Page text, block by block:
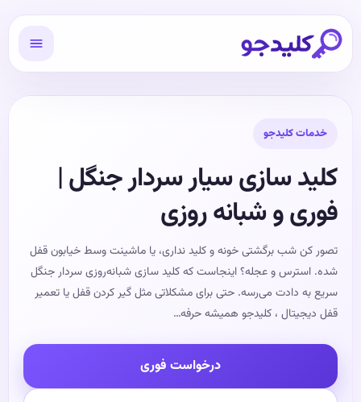
خدمات کلیدجو
کلید سازی سیار سردار جنگل |
فوری و شبانه روزی
تصور کن شب برگشتی خونه و کلید نداری، یا ماشینت وسط خیابون قفل
شده. استرس و عجله؟ اینجاست که کلید سازی شبانه‌روزی سردار جنگل
سریع به دادت می‌رسه. حتی برای مشکلاتی مثل گیر کردن قفل یا تعمیر
قفل دیجیتال ، کلیدجو همیشه حرفه‌…
درخواست فوری